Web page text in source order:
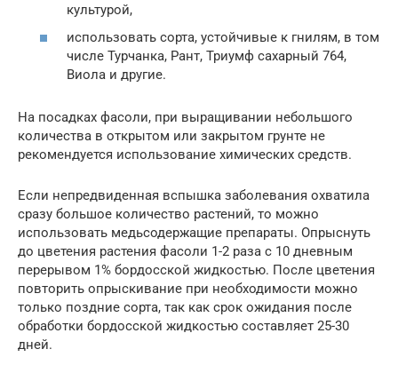
культурой,
использовать сорта, устойчивые к гнилям, в том
числе Турчанка, Рант, Триумф сахарный 764,
Виола и другие.
На посадках фасоли, при выращивании небольшого
количества в открытом или закрытом грунте не
рекомендуется использование химических средств.
Если непредвиденная вспышка заболевания охватила
сразу большое количество растений, то можно
использовать медьсодержащие препараты. Опрыснуть
до цветения растения фасоли 1-2 раза с 10 дневным
перерывом 1% бордосской жидкостью. После цветения
повторить опрыскивание при необходимости можно
только поздние сорта, так как срок ожидания после
обработки бордосской жидкостью составляет 25-30
дней.